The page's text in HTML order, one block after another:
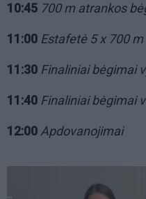
10:45 700 m atrankos
11:00 Estafetė 5 x 700 m
11:30 Finaliniai bėgimai
11:40 Finaliniai bėgimai
12:00Apdovanojimai